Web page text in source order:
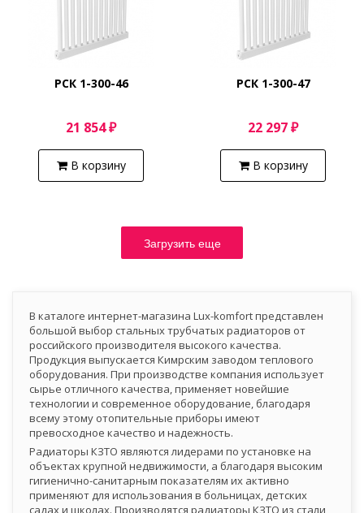
РСК 1-300-46
21 854 ₽
В корзину
РСК 1-300-47
22 297 ₽
В корзину
Загрузить еще
В каталоге интернет-магазина Lux-komfort представлен
большой выбор стальных трубчатых радиаторов от
российского производителя высокого качества.
Продукция выпускается Кимрским заводом теплового
оборудования. При производстве компания использует
сырье отличного качества, применяет новейшие
технологии и современное оборудование, благодаря
всему этому отопительные приборы имеют
превосходное качество и надежность.
Радиаторы КЗТО являются лидерами по установке на
объектах крупной недвижимости, а благодаря высоким
гигиенично-санитарным показателям их активно
применяют для использования в больницах, детских
садах и школах. Производятся радиаторы КЗТО из стали